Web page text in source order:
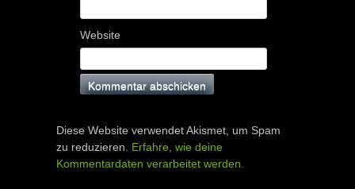
Website
Diese Website verwendet Akismet, um Spam
zu reduzieren. Erfahre, wie deine
Kommentardaten verarbeitet werden.